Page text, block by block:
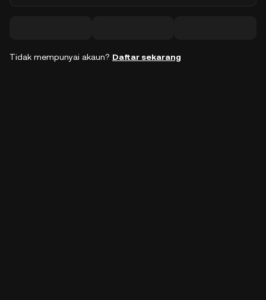
Tidak mempunyai akaun? Daftar sekarang